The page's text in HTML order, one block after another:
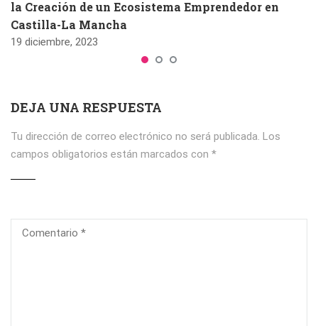
la Creación de un Ecosistema Emprendedor en
Castilla-La Mancha
19 diciembre, 2023
DEJA UNA RESPUESTA
Tu dirección de correo electrónico no será publicada. Los
campos obligatorios están marcados con *